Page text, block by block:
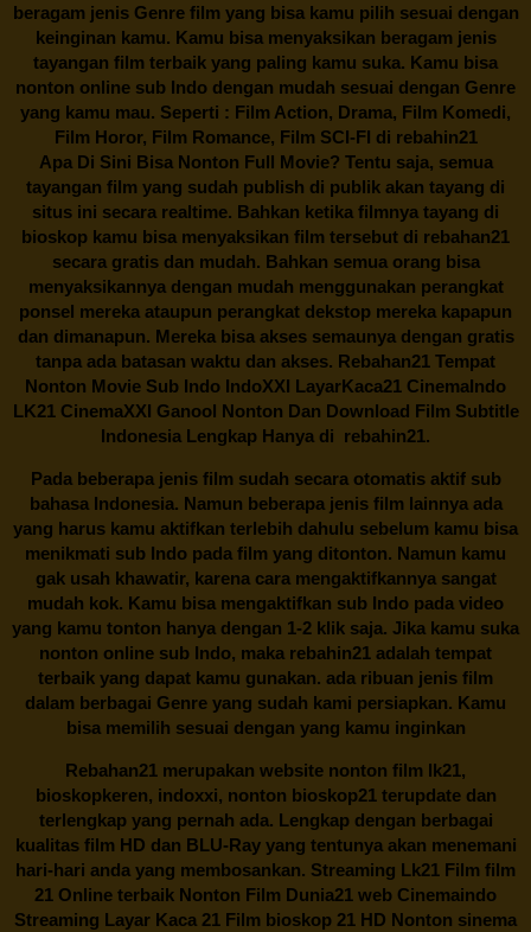
beragam jenis Genre film yang bisa kamu pilih sesuai dengan
keinginan kamu. Kamu bisa menyaksikan beragam jenis
tayangan film terbaik yang paling kamu suka. Kamu bisa
nonton online sub Indo dengan mudah sesuai dengan Genre
yang kamu mau. Seperti : Film Action, Drama, Film Komedi,
Film Horor, Film Romance, Film SCI-FI di rebahin21
Apa Di Sini Bisa Nonton Full Movie? Tentu saja, semua
tayangan film yang sudah publish di publik akan tayang di
situs ini secara realtime. Bahkan ketika filmnya tayang di
bioskop kamu bisa menyaksikan film tersebut di rebahan21
secara gratis dan mudah. Bahkan semua orang bisa
menyaksikannya dengan mudah menggunakan perangkat
ponsel mereka ataupun perangkat dekstop mereka kapapun
dan dimanapun. Mereka bisa akses semaunya dengan gratis
tanpa ada batasan waktu dan akses. Rebahan21 Tempat
Nonton Movie Sub Indo IndoXXI LayarKaca21 CinemaIndo
LK21 CinemaXXI Ganool Nonton Dan Download Film Subtitle
Indonesia Lengkap Hanya di rebahin21.
Pada beberapa jenis film sudah secara otomatis aktif sub
bahasa Indonesia. Namun beberapa jenis film lainnya ada
yang harus kamu aktifkan terlebih dahulu sebelum kamu bisa
menikmati sub Indo pada film yang ditonton. Namun kamu
gak usah khawatir, karena cara mengaktifkannya sangat
mudah kok. Kamu bisa mengaktifkan sub Indo pada video
yang kamu tonton hanya dengan 1-2 klik saja. Jika kamu suka
nonton online sub Indo, maka rebahin21 adalah tempat
terbaik yang dapat kamu gunakan. ada ribuan jenis film
dalam berbagai Genre yang sudah kami persiapkan. Kamu
bisa memilih sesuai dengan yang kamu inginkan
Rebahan21 merupakan website nonton film lk21,
bioskopkeren, indoxxi, nonton bioskop21 terupdate dan
terlengkap yang pernah ada. Lengkap dengan berbagai
kualitas film HD dan BLU-Ray yang tentunya akan menemani
hari-hari anda yang membosankan. Streaming Lk21 Film film
21 Online terbaik Nonton Film Dunia21 web Cinemaindo
Streaming Layar Kaca 21 Film bioskop 21 HD Nonton sinema